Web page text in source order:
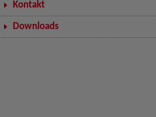
Kontakt
Downloads